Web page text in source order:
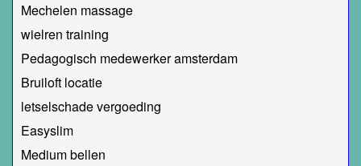
Mechelen massage
wielren training
Pedagogisch medewerker amsterdam
Bruiloft locatie
letselschade vergoeding
Easyslim
Medium bellen